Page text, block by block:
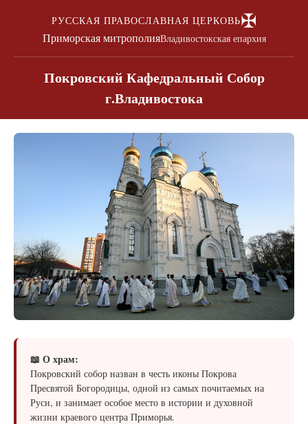
РУССКАЯ ПРАВОСЛАВНАЯ ЦЕРКОВЬ✠
Приморская митрополияВладивостокская епархия
Покровский Кафедральный Собор
г.Владивостока
📖 О храм:
Покровский собор назван в честь иконы Покрова
Пресвятой Богородицы, одной из самых почитаемых на
Руси, и занимает особое место в истории и духовной
жизни краевого центра Приморья.